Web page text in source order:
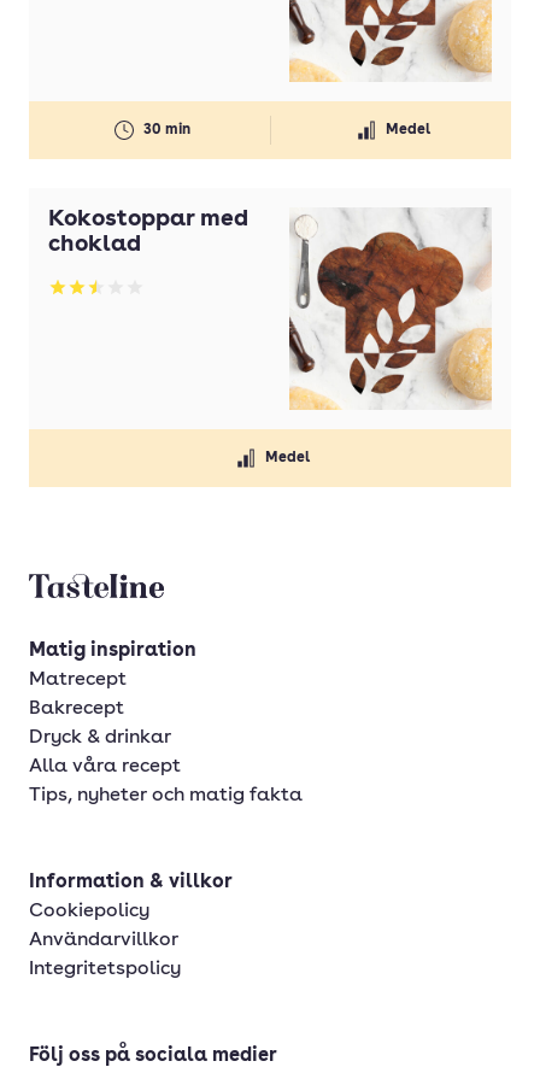
30 min Medel
Kokostoppar med
choklad
Betyg: 2.5 av 5
Medel
Tasteline startsida
Matig inspiration
Matrecept
Bakrecept
Dryck & drinkar
Alla våra recept
Tips, nyheter och matig fakta
Information & villkor
Cookiepolicy
Användarvillkor
Integritetspolicy
Följ oss på sociala medier